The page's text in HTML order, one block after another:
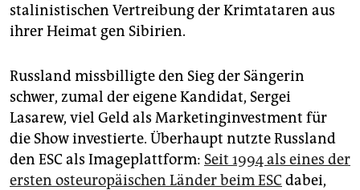
stalinistischen Vertreibung der Krimtataren aus
ihrer Heimat gen Sibirien.
Russland missbilligte den Sieg der Sängerin
schwer, zumal der eigene Kandidat, Sergei
Lasarew, viel Geld als Marke­ting­investment für
die Show investierte. Überhaupt nutzte Russland
den ESC als Imageplattform: Seit 1994 als eines der
ersten osteuropäischen Länder beim ESCdabei,